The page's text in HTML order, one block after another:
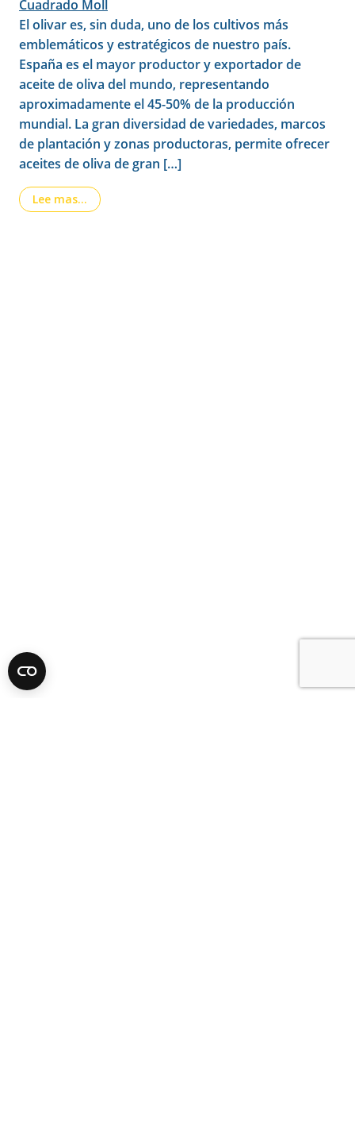
Cuadrado Moll
El olivar es, sin duda, uno de los cultivos más
emblemáticos y estratégicos de nuestro país.
España es el mayor productor y exportador de
aceite de oliva del mundo, representando
aproximadamente el 45-50% de la producción
mundial. La gran diversidad de variedades, marcos
de plantación y zonas productoras, permite ofrecer
aceites de oliva de gran […]
Lee mas… from Nueva solución para optimizar la